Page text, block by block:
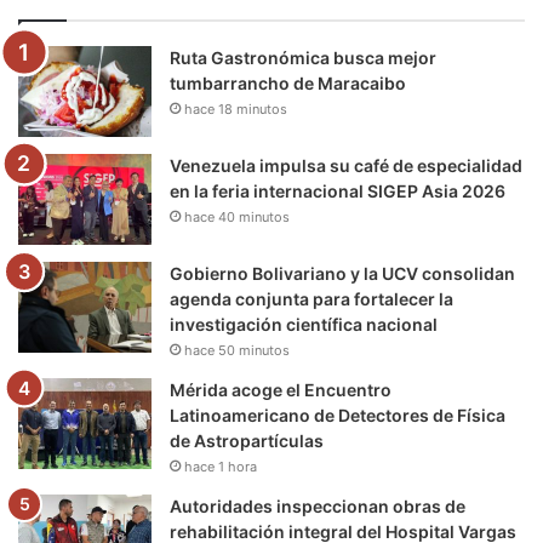
o
k
e
r
b
e
g
r
m
r
a
k
Ruta Gastronómica busca mejor
tumbarrancho de Maracaibo
hace 18 minutos
Venezuela impulsa su café de especialidad
en la feria internacional SIGEP Asia 2026
hace 40 minutos
Gobierno Bolivariano y la UCV consolidan
agenda conjunta para fortalecer la
investigación científica nacional
hace 50 minutos
Mérida acoge el Encuentro
Latinoamericano de Detectores de Física
de Astropartículas
hace 1 hora
Autoridades inspeccionan obras de
rehabilitación integral del Hospital Vargas